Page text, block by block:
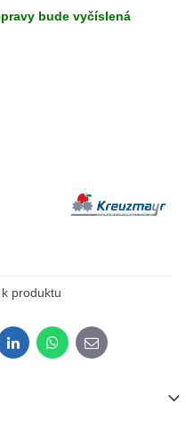
bude vyčíslená
produktu
LinkedInWhatsApp
E-mail